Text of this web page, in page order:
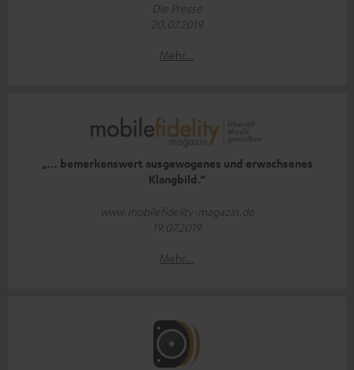
Die Presse
20.07.2019
Mehr...
„… bemerkenswert ausgewogenes und erwachsenes
Klangbild.“
www.mobilefidelity-magazin.de
19.07.2019
Mehr...